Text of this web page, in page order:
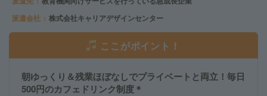
派遣会社
株式会社キャリアデザインセンター
ここがポイント！
朝ゆっくり＆残業ほぼなしでプライベートと両立！毎日
500円のカフェドリンク制度＊